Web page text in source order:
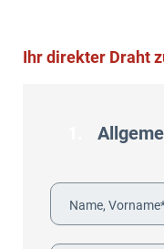
Ihr direkter Draht